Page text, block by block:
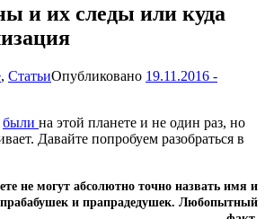
и их следы или куда
, СтатьиОпубликовано 19.11.2016 -
были на этой планете и не один раз, но
Давайте попробуем разобраться в
не могут абсолютно точно назвать имя и
и прапрадедушек. Любопытный